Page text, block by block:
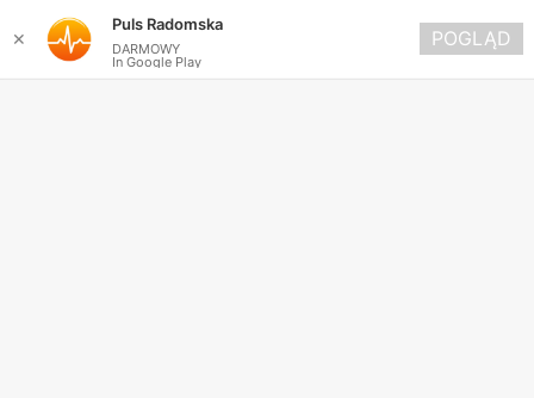
✕
Puls Radomska
DARMOWY
In Google Play
POGLĄD